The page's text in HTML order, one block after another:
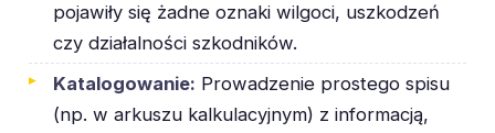
pojawiły się żadne oznaki wilgoci, uszkodzeń
czy działalności szkodników.
Katalogowanie: Prowadzenie prostego spisu
(np. w arkuszu kalkulacyjnym) z informacją,